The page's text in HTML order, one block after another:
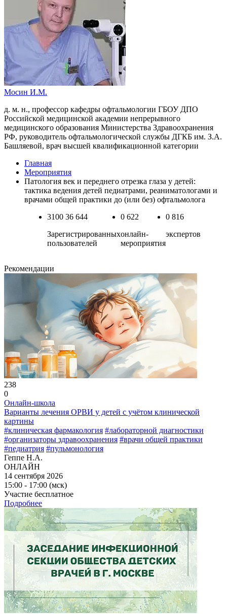
Мосин И.М.
д. м. н., профессор кафедры офтальмологии ГБОУ ДПО
Российской медицинской академии непрерывного
медицинского образования Министерства Здравоохранения
РФ, руководитель офтальмологической службы ДГКБ им. З.А.
Башляевой, врач высшей квалификационной категории
Главная
Мероприятия
Патология век и переднего отрезка глаза у детей:
тактика ведения детей педиатрами, реаниматологами и
врачами общей практики до (или без) офтальмолога
3100 36 644
Зарегистрированных
пользователей
0 622
онлайн-
мероприятия
0 816
экспертов
Рекомендации
238
0
Онлайн-школа
Варианты лечения ОРВИ у детей с учётом клинической
картины
#клиническая фармакология #лабораторной диагностики
#организаторы здравоохранения #врачи общей практики
#педиатрия #пульмонология
Геппе Н.А.
ОНЛАЙН
14 сентября 2026
15:00 - 17:00 (мск)
Участие бесплатное
Подробнее